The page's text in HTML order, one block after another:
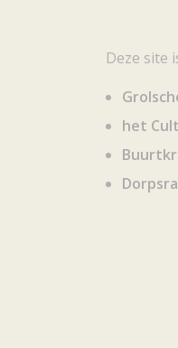
Deze site
het